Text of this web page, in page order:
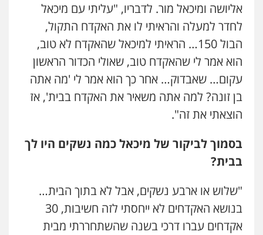
אליושה ומיכאל מור. לדבריו, "עליתי עם מיכאל
לחדר למעלה והראיתי לו את האקדח התקול,
הבול 150… הראיתי למיכאל שהאקדח לא טוב,
הוא אמר לי שהאקדח טוב, שאולי הכדור הראשון
עקום… שאבדוק… אחר כך הוא אמר לי 'מה אתה
בן זונה? למה אתה משאיר את האקדח בבית', אז
הוצאתי את זה".
בסמוך לביקור של מיכאל כמה נשקים היו לך
בבית?
"שלוש או ארבע נשקים, אבל לא בתוך הבית…
בנושא האקדחים לא ייחסתי לזה חשיבות, 30
אקדחים עברו דרכי בשנה שהשתחררתי מבית